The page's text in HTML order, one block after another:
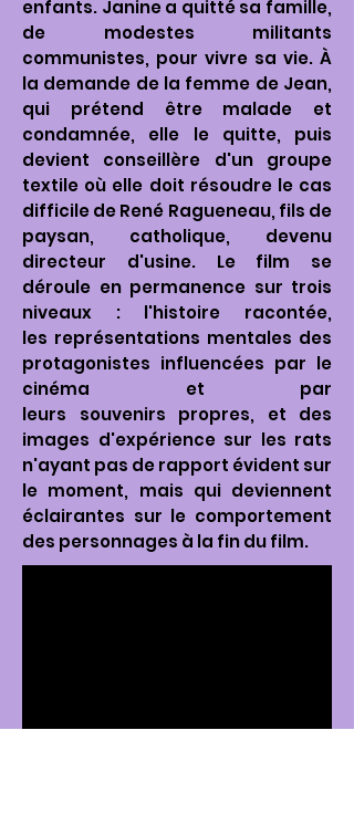
enfants. Janine a quitté sa famille,
de modestes militants
communistes, pour vivre sa vie. À
la demande de la femme de Jean,
qui prétend être malade et
condamnée, elle le quitte, puis
devient conseillère d'un groupe
textile où elle doit résoudre le cas
difficile de René Ragueneau, fils de
paysan, catholique, devenu
directeur d'usine. Le film se
déroule en permanence sur trois
niveaux : l'histoire racontée,
les représentations mentales des
protagonistes influencées par le
cinéma et par
leurs souvenirs propres, et des
images d'expérience sur les rats
n'ayant pas de rapport évident sur
le moment, mais qui deviennent
éclairantes sur le comportement
des personnages à la fin du film.